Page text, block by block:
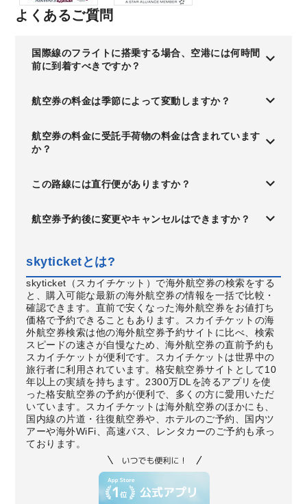
よくあるご質問
国際線のフライトに搭乗する場合、空港には何時間
前に到着すべきですか？
航空券の料金は季節によって変動しますか？
航空券の料金に受託手荷物の料金は含まれています
か？
この路線には直行便がありますか？
航空券予約後に変更やキャンセルはできますか？
skyticketとは?
skyticket（スカイチケット）で海外航空券の検索をする
と、購入可能な最新の海外航空券の情報を一括で比較・
確認できます。直前で安くなった海外航空券をお値打ち
価格で予約できることもあります。スカイチケットの海
外航空券検索は他の海外航空券予約サイトに比べ、検索
スピードの速さが自慢なため、海外航空券の直前予約も
スカイチケットが便利です。スカイチケットは世界中の
旅行者に利用されています。格安航空券サイトとして10
年以上の実績を持ちます。2300万DLを誇るアプリを使
った格安航空券の予約が便利で、多くの方に愛用いただ
いています。スカイチケットは海外航空券のほかにも、
国内線の片道・往復航空券や、ホテルのご予約、国内ツ
アーや海外WiFi、高速バス、レンタカーのご予約も承っ
ております。